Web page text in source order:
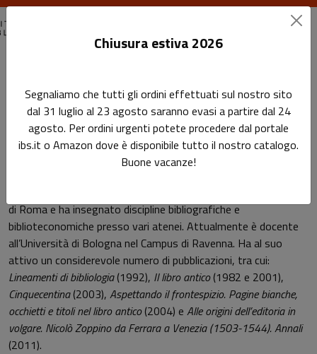
Lorenzo Baldacchini
Pagina di Lorenzo Baldacchini
di Roma e ha insegnato discipline bibliografiche e
biblioteconomiche presso vari atenei. Attualmente è docente
all’Università di Bologna nel Campus di Ravenna. Ha al suo
attivo un considerevole numero di pubblicazioni, tra cui:
Lineamenti di bibliologia(1992), Il libro antico(1982 e 2001),
Cinquecentina(2003), Aspettando il frontespizio. Pagine bianche,
occhietti e titoli nel libro antico(2004) e Alle origini dell’editoria in
volgare. Nicolò Zoppino da Ferrara a Venezia (1503-1544). Annali
(2011).
Chiusura estiva 2026
Segnaliamo che tutti gli ordini effettuati sul nostro sito
dal 31 luglio al 23 agosto saranno evasi a partire dal 24
agosto. Per ordini urgenti potete procedere dal portale
ibs.it o Amazon dove è disponibile tutto il nostro catalogo.
Buone vacanze!